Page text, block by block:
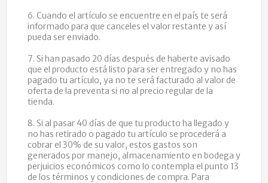
6. Cuando el artículo se encuentre en el país te será
informado para que canceles el valor restante y así
pueda ser enviado.
7. Si han pasado 20 días después de haberte avisado
que el producto está listo para ser entregado y no has
pagado tu artículo, ya no te será facturado al valor de
oferta de la preventa si no al precio regular de la
tienda.
8. Si al pasar 40 días de que tu producto ha llegado y
no has retirado o pagado tu artículo se procederá a
cobrar el 30% de su valor, estos gastos son
generados por manejo, almacenamiento en bodega y
perjuicios económicos como lo contempla el punto 13
de los términos y condiciones de compra. Para